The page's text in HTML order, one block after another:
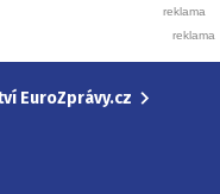
EuroZprávy.cz